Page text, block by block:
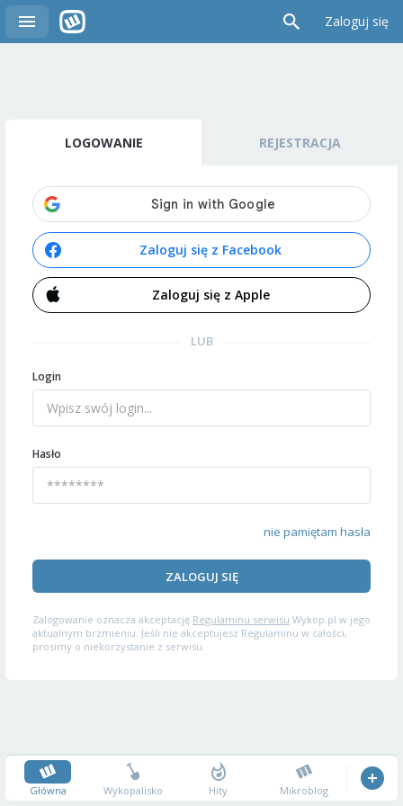
Zaloguj się
LOGOWANIE REJESTRACJA
Zaloguj się z Facebook
Zaloguj się z Apple
LUB
Login
Hasło
nie pamiętam hasła
ZALOGUJ SIĘ
Zalogowanie oznacza akceptację Regulaminu serwisu Wykop.pl w jego
aktualnym brzmieniu. Jeśli nie akceptujesz Regulaminu w całości,
prosimy o niekorzystanie z serwisu.
Główna Wykopalisko Hity Mikroblog